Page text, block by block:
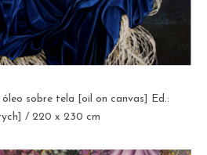
sobre tela [oil on canvas] Ed.:
/ 220 x 230 cm